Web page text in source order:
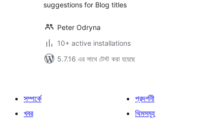
suggestions for Blog titles
Peter Odryna
10+ active installations
5.7.16 এর সাথে টেস্ট করা হয়েছে
সম্পর্কে
খবর
প্রদর্শনী
থিমসমূহ